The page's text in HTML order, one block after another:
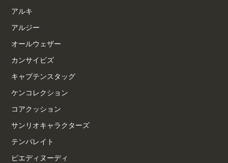
アルキ
アルジー
オールウェザー
カンサイビズ
キャプテンスタッグ
ケンコレクション
コアクッション
サンリオキャラクターズ
テンパレイト
ピエディヌーディ